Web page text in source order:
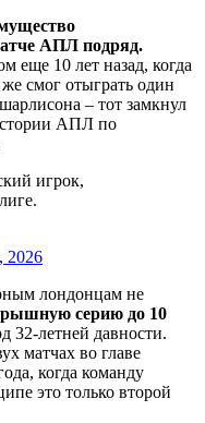
АПЛ подряд.
еще 10 лет назад, когда
смог отыграть один
– тот замкнул
АПЛ по
игрок,
2026
лондонцам не
серию до 10
32-летней давности.
матчах во главе
когда команду
это только второй